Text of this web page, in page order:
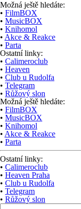
Možná ještě hledáte:
• FilmBOX
• MusicBOX
• Knihomol
• Akce & Reakce
• Parta
Ostatní linky:
• Calimeroclub
• Heaven
• Club u Rudolfa
• Telegram
• Růžový slon
Možná ještě hledáte:
• FilmBOX
• MusicBOX
• Knihomol
• Akce & Reakce
• Parta
Ostatní linky:
• Calimeroclub
• Heaven Praha
• Club u Rudolfa
• Telegram
• Růžový slon